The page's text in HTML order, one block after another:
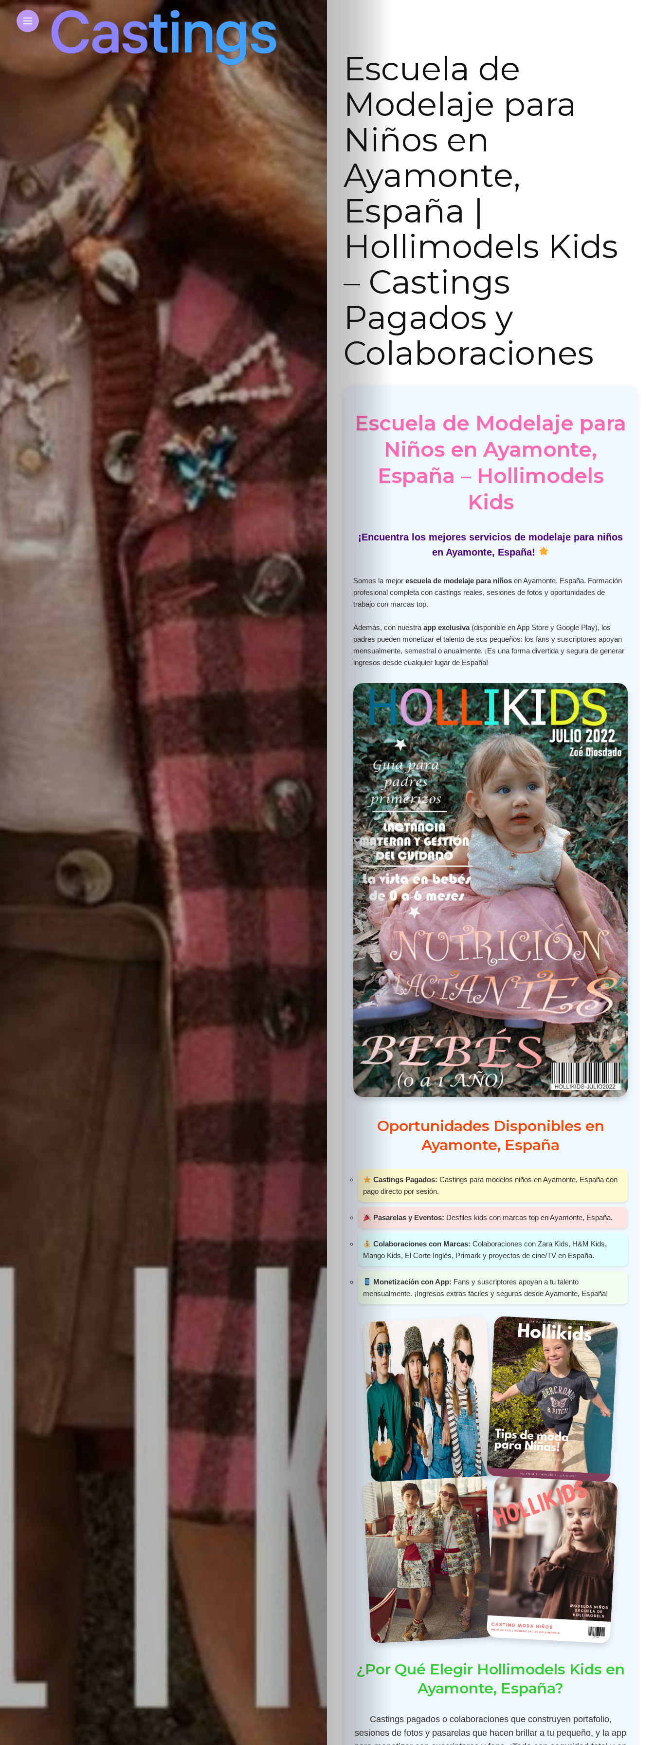
Inicio
Casting
Bershka
Casting
SHEIN
Casting
Casting
Contacto
Search
Escuela de
Modelaje para
Niños en
Ayamonte,
España |
Hollimodels Kids
– Castings
Pagados y
Colaboraciones
Escuela de Modelaje para
Niños en Ayamonte,
España – Hollimodels
Kids
¡Encuentra los mejores servicios de modelaje para niños
en Ayamonte, España!
Somos la mejor escuela de modelaje para niñosen Ayamonte, España. Formación
profesional completa con castings reales, sesiones de fotos y oportunidades de
trabajo con marcas top.
Además, con nuestra app exclusiva(disponible en App Store y Google Play), los
padres pueden monetizar el talento de sus pequeños: los fans y suscriptores apoyan
mensualmente, semestral o anualmente. ¡Es una forma divertida y segura de generar
ingresos desde cualquier lugar de España!
Oportunidades Disponibles en
Ayamonte, España
Castings Pagados: Castings para modelos niños en Ayamonte, España con
pago directo por sesión.
Pasarelas y Eventos: Desfiles kids con marcas top en Ayamonte, España.
Colaboraciones con Marcas: Colaboraciones con Zara Kids, H&M Kids,
Mango Kids, El Corte Inglés, Primark y proyectos de cine/TV en España.
Monetización con App: Fans y suscriptores apoyan a tu talento
mensualmente. ¡Ingresos extras fáciles y seguros desde Ayamonte, España!
¿Por Qué Elegir Hollimodels Kids en
Ayamonte, España?
Castings pagados o colaboraciones que construyen portafolio,
sesiones de fotos y pasarelas que hacen brillar a tu pequeño, y la app